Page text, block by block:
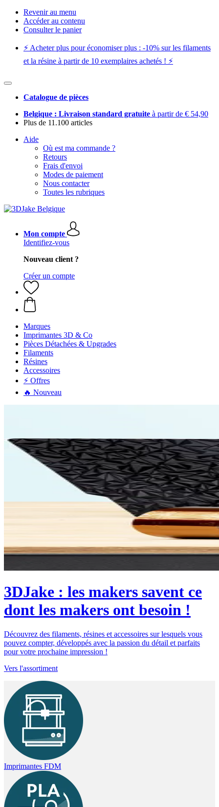
Revenir au menu
Accéder au contenu
Consulter le panier
⚡️ Acheter plus pour économiser plus : -10% sur les filaments
et la résine à partir de 10 exemplaires achetés ! ⚡️
Catalogue de pièces
Belgique : Livraison standard gratuite à partir de € 54,90
Plus de 11.100 articles
Aide
Où est ma commande ?
Retours
Frais d'envoi
Modes de paiement
Nous contacter
Toutes les rubriques
Mon compte
Identifiez-vous
Nouveau client ?
Créer un compte
Marques
Imprimantes 3D & Co
Pièces Détachées & Upgrades
Filaments
Résines
Accessoires
⚡ Offres
🔥 Nouveau
3DJake : les makers savent ce
dont les makers ont besoin !
Découvrez des filaments, résines et accessoires sur lesquels vous
pouvez compter, développés avec la passion du détail et parfaits
pour votre prochaine impression !
Vers l'assortiment
Imprimantes FDM